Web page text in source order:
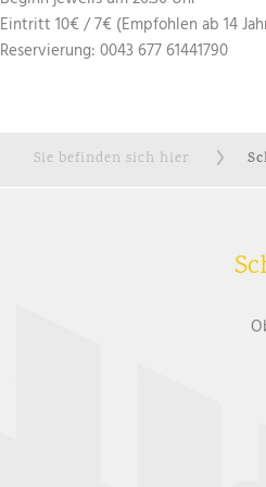
​Eintritt 10€ / 7€ (Empfohlen ab 14
Reservierung: 0043 677 61441790
Sie befinden sich hier